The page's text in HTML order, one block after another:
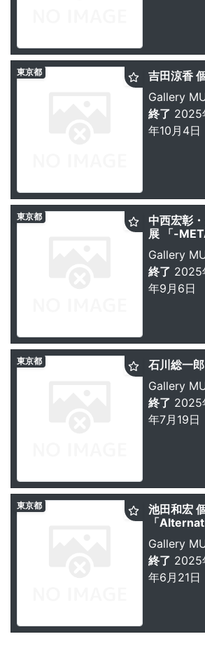
吉田涼香
Gallery
終了 2025
年10月4日
東京都
中西宏彰
展 「-
Gallery
終了 2025
年9月6日
東京都
石川総一郎
Gallery
終了 2025
年7月19日
東京都
池田和宏
「
Gallery
終了 2025
年6月21日
東京都